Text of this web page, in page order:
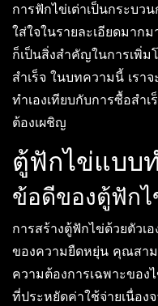
การฟักไข่เต่าเป็นกระบว
ใส่ใจในรายละเอียดมาก
ก็เป็นสิ่งสำคัญในการเพิ่
สำเร็จ ในบทความนี้ เรา
ทำเองเทียบกับการซื้อสำ
ต้องเผชิญ
ตู้ฟักไข่แบบท
ข้อดีของตู้ฟักไ
การสร้างตู้ฟักไข่ด้วยตัวเ
ของความยืดหยุ่น คุณสา
ความต้องการเฉพาะของ
ที่ประหยัดค่าใช้จ่ายเนื่อ